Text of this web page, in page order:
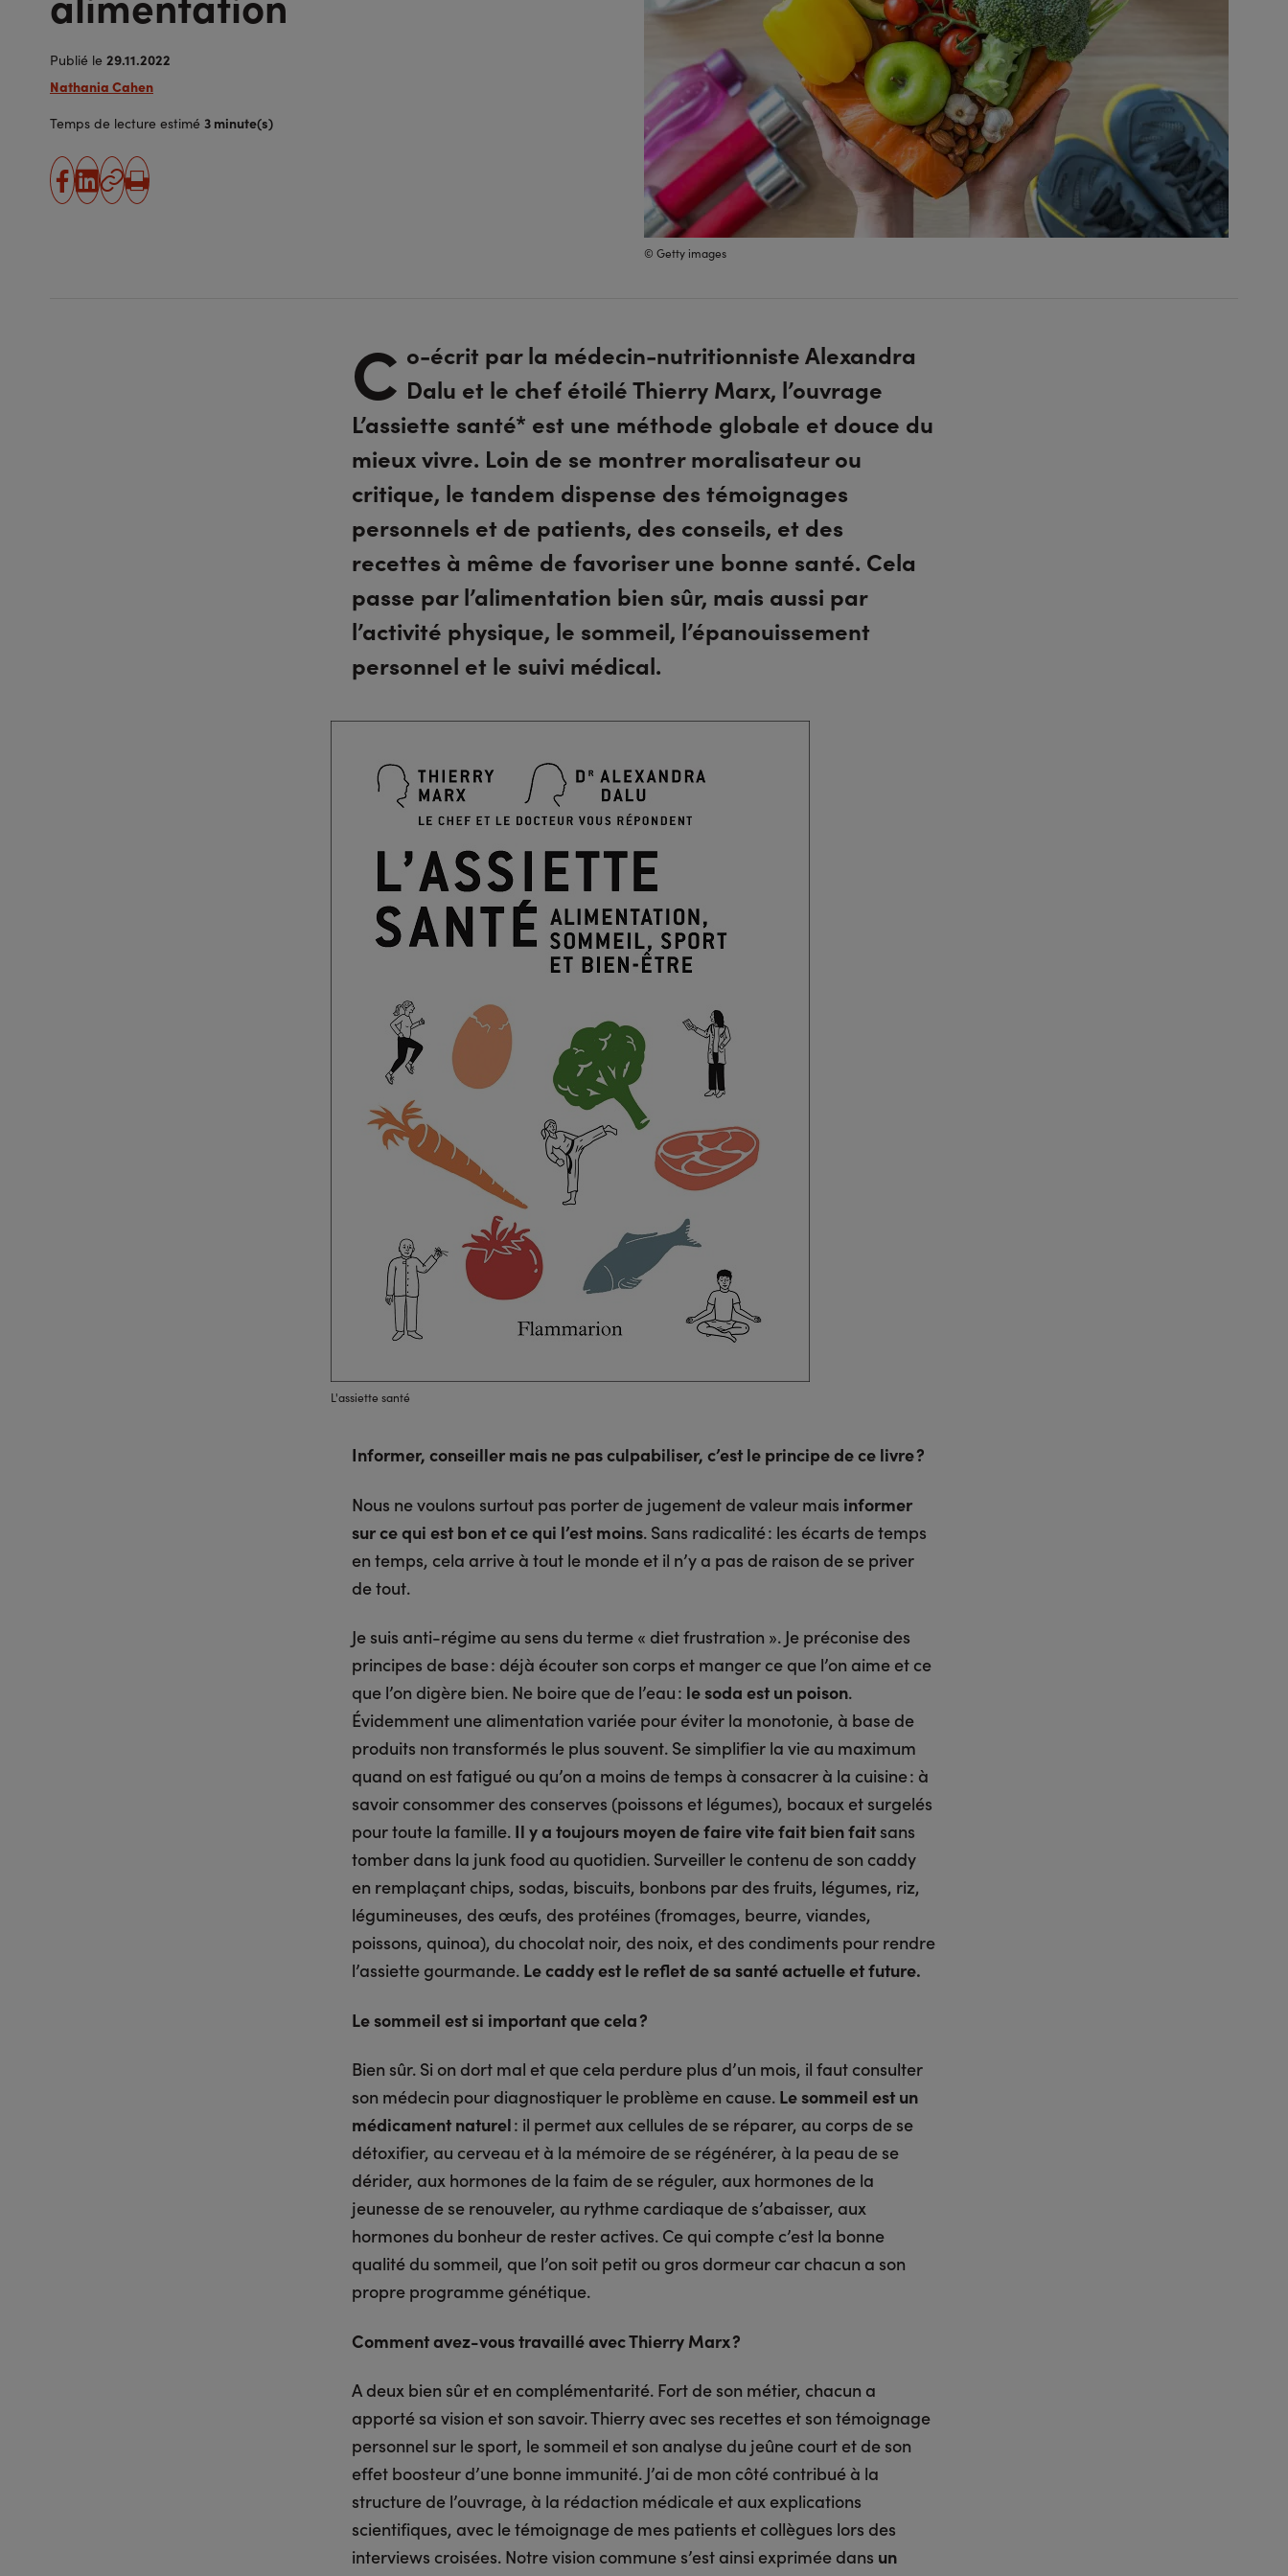
Publié le 29.11.2022
Nathania Cahen
Temps de lecture estimé 3 minute(s)
partager
partager
Copier
Imprimer
© Getty images
C o-écrit par la médecin-nutritionniste Alexandra
Dalu et le chef étoilé Thierry Marx, l’ouvrage
L’assiette santé* est une méthode globale et douce du
mieux vivre. Loin de se montrer moralisateur ou
critique, le tandem dispense des témoignages
personnels et de patients, des conseils, et des
recettes à même de favoriser une bonne santé. Cela
passe par l’alimentation bien sûr, mais aussi par
l’activité physique, le sommeil, l’épanouissement
personnel et le suivi médical.
L'assiette santé
Informer, conseiller mais ne pas culpabiliser, c’est le principe de ce livre ?
Nous ne voulons surtout pas porter de jugement de valeur mais informer
sur ce qui est bon et ce qui l’est moins. Sans radicalité : les écarts de temps
en temps, cela arrive à tout le monde et il n’y a pas de raison de se priver
de tout.
Je suis anti-régime au sens du terme « diet frustration ». Je préconise des
principes de base : déjà écouter son corps et manger ce que l’on aime et ce
que l’on digère bien. Ne boire que de l’eau : le soda est un poison.
Évidemment une alimentation variée pour éviter la monotonie, à base de
produits non transformés le plus souvent. Se simplifier la vie au maximum
quand on est fatigué ou qu’on a moins de temps à consacrer à la cuisine : à
savoir consommer des conserves (poissons et légumes), bocaux et surgelés
pour toute la famille. Il y a toujours moyen de faire vite fait bien fait sans
tomber dans la junk food au quotidien. Surveiller le contenu de son caddy
en remplaçant chips, sodas, biscuits, bonbons par des fruits, légumes, riz,
légumineuses, des œufs, des protéines (fromages, beurre, viandes,
poissons, quinoa), du chocolat noir, des noix, et des condiments pour rendre
l’assiette gourmande. Le caddy est le reflet de sa santé actuelle et future.
Le sommeil est si important que cela ?
Bien sûr. Si on dort mal et que cela perdure plus d’un mois, il faut consulter
son médecin pour diagnostiquer le problème en cause. Le sommeil est un
médicament naturel: il permet aux cellules de se réparer, au corps de se
détoxifier, au cerveau et à la mémoire de se régénérer, à la peau de se
dérider, aux hormones de la faim de se réguler, aux hormones de la
jeunesse de se renouveler, au rythme cardiaque de s’abaisser, aux
hormones du bonheur de rester actives. Ce qui compte c’est la bonne
qualité du sommeil, que l’on soit petit ou gros dormeur car chacun a son
propre programme génétique.
Comment avez-vous travaillé avec Thierry Marx ?
A deux bien sûr et en complémentarité. Fort de son métier, chacun a
apporté sa vision et son savoir. Thierry avec ses recettes et son témoignage
personnel sur le sport, le sommeil et son analyse du jeûne court et de son
effet boosteur d’une bonne immunité. J’ai de mon côté contribué à la
structure de l’ouvrage, à la rédaction médicale et aux explications
scientifiques, avec le témoignage de mes patients et collègues lors des
interviews croisées. Notre vision commune s’est ainsi exprimée dans un